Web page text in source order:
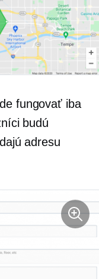
fungovať iba
budú
adresu